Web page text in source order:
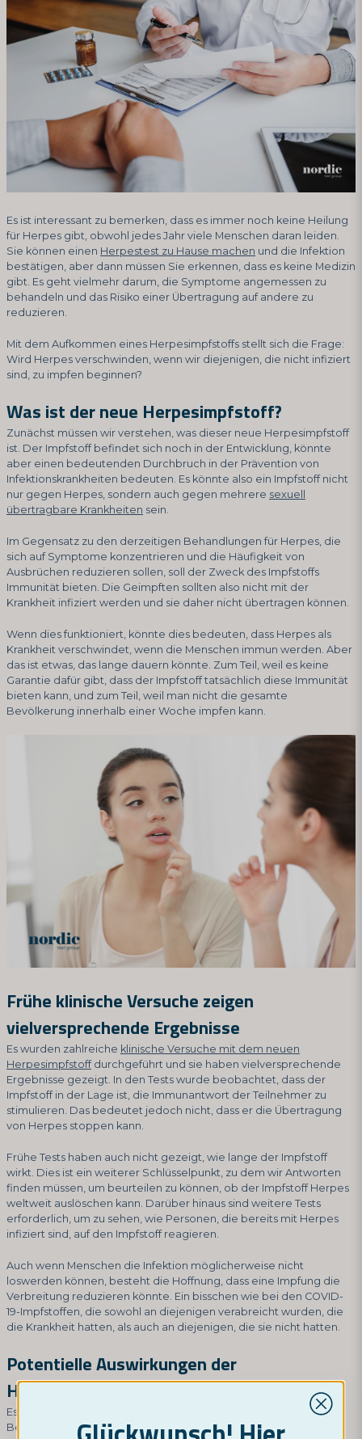
Es ist interessant zu bemerken, dass es immer noch keine Heilung
für Herpes gibt, obwohl jedes Jahr viele Menschen daran leiden.
Sie können einen Herpestest zu Hause machen und die Infektion
bestätigen, aber dann müssen Sie erkennen, dass es keine Medizin
gibt. Es geht vielmehr darum, die Symptome angemessen zu
behandeln und das Risiko einer Übertragung auf andere zu
reduzieren.
Mit dem Aufkommen eines Herpesimpfstoffs stellt sich die Frage:
Wird Herpes verschwinden, wenn wir diejenigen, die nicht infiziert
sind, zu impfen beginnen?
Was ist der neue Herpesimpfstoff?
Zunächst müssen wir verstehen, was dieser neue Herpesimpfstoff
ist. Der Impfstoff befindet sich noch in der Entwicklung, könnte
aber einen bedeutenden Durchbruch in der Prävention von
Infektionskrankheiten bedeuten. Es könnte also ein Impfstoff nicht
nur gegen Herpes, sondern auch gegen mehrere sexuell
übertragbare Krankheiten sein.
Im Gegensatz zu den derzeitigen Behandlungen für Herpes, die
sich auf Symptome konzentrieren und die Häufigkeit von
Ausbrüchen reduzieren sollen, soll der Zweck des Impfstoffs
Immunität bieten. Die Geimpften sollten also nicht mit der
Krankheit infiziert werden und sie daher nicht übertragen können.
Wenn dies funktioniert, könnte dies bedeuten, dass Herpes als
Krankheit verschwindet, wenn die Menschen immun werden. Aber
das ist etwas, das lange dauern könnte. Zum Teil, weil es keine
Garantie dafür gibt, dass der Impfstoff tatsächlich diese Immunität
bieten kann, und zum Teil, weil man nicht die gesamte
Bevölkerung innerhalb einer Woche impfen kann.
Frühe klinische Versuche zeigen
vielversprechende Ergebnisse
Es wurden zahlreiche klinische Versuche mit dem neuen
Herpesimpfstoffdurchgeführt und sie haben vielversprechende
Ergebnisse gezeigt. In den Tests wurde beobachtet, dass der
Impfstoff in der Lage ist, die Immunantwort der Teilnehmer zu
stimulieren. Das bedeutet jedoch nicht, dass er die Übertragung
von Herpes stoppen kann.
Frühe Tests haben auch nicht gezeigt, wie lange der Impfstoff
wirkt. Dies ist ein weiterer Schlüsselpunkt, zu dem wir Antworten
finden müssen, um beurteilen zu können, ob der Impfstoff Herpes
weltweit auslöschen kann. Darüber hinaus sind weitere Tests
erforderlich, um zu sehen, wie Personen, die bereits mit Herpes
infiziert sind, auf den Impfstoff reagieren.
Auch wenn Menschen die Infektion möglicherweise nicht
loswerden können, besteht die Hoffnung, dass eine Impfung die
Verbreitung reduzieren könnte. Ein bisschen wie bei den COVID-
19-Impfstoffen, die sowohl an diejenigen verabreicht wurden, die
die Krankheit hatten, als auch an diejenigen, die sie nicht hatten.
Potentielle Auswirkungen der
Herpesimpfung
Es könnte tatsächlich die Art und Weise ändern, wie wir
Behandlungen und präventive Maßnahmen durchführen. Der